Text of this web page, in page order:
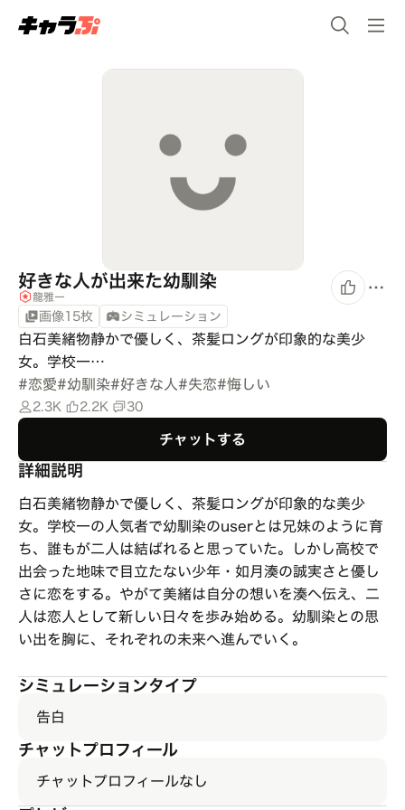
好きな人が出来た幼馴染
龍雅ー
画像15枚 シミュレーション
白石美緒物静かで優しく、茶髪ロングが印象的な美少
女。学校一…
#恋愛#幼馴染#好きな人#失恋#悔しい
2.3K 2.2K 30
チャットする
詳細説明
白石美緒物静かで優しく、茶髪ロングが印象的な美少
女。学校一の人気者で幼馴染のuserとは兄妹のように育
ち、誰もが二人は結ばれると思っていた。しかし高校で
出会った地味で目立たない少年・如月湊の誠実さと優し
さに恋をする。やがて美緒は自分の想いを湊へ伝え、二
人は恋人として新しい日々を歩み始める。幼馴染との思
い出を胸に、それぞれの未来へ進んでいく。
シミュレーションタイプ
告白
チャットプロフィール
チャットプロフィールなし